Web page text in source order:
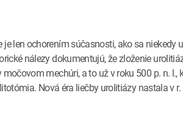
len ochorením súčasnosti, ako sa niekedy
nálezy dokumentujú, že zloženie
mechúri, a to už v roku 500 p. n. l.,
Nová éra liečby urolitiázy nastala v